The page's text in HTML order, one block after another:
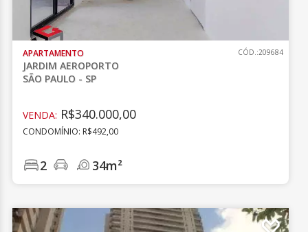
APARTAMENTO
JARDIM AEROPORTO
SÃO PAULO - SP
CÓD.:209684
VENDA: R$340.000,00
CONDOMÍNIO: R$492,00
2 34m²